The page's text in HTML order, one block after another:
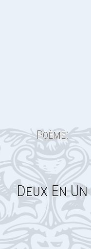
Poème:
Deux En Un